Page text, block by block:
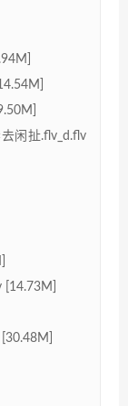
闲扯.flv_d.flv